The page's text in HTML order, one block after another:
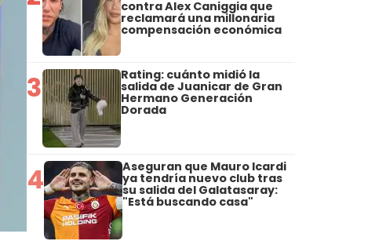
contra Alex Caniggia que
reclamará una millonaria
compensación económica
3 Rating: cuánto midió la
salida de Juanicar de Gran
Hermano Generación
Dorada
4 Aseguran que Mauro Icardi
ya tendría nuevo club tras
su salida del Galatasaray:
"Está buscando casa"